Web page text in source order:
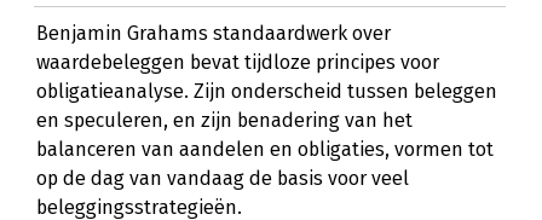
Benjamin Grahams standaardwerk over
waardebeleggen bevat tijdloze principes voor
obligatieanalyse. Zijn onderscheid tussen beleggen
en speculeren, en zijn benadering van het
balanceren van aandelen en obligaties, vormen tot
op de dag van vandaag de basis voor veel
beleggingsstrategieën.